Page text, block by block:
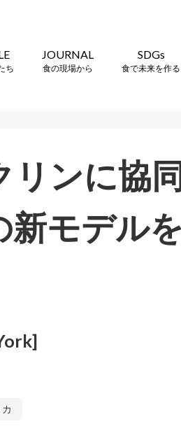
ち
JOURNAL
食の現場から
SDGs
食で未来を作る
リンに協
新モデル